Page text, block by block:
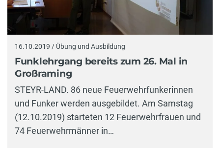
16.10.2019 / Übung und Ausbildung
Funklehrgang bereits zum 26. Mal in
Großraming
STEYR-LAND. 86 neue Feuerwehrfunkerinnen
und Funker werden ausgebildet. Am Samstag
(12.10.2019) starteten 12 Feuerwehrfrauen und
74 Feuerwehrmänner in…